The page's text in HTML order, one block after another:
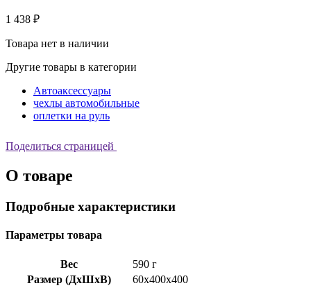
1 438 ₽
Товара нет в наличии
Другие товары в категории
Автоаксессуары
чехлы автомобильные
оплетки на руль
Поделиться страницей
О товаре
Подробные характеристики
Параметры товара
Вес
590 г
Размер (ДхШхВ)
60x400x400